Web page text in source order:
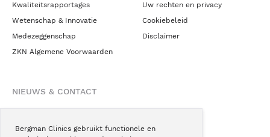
Bergman Clinics gebruikt functionele en
Kwaliteitsrapportages
Wetenschap & Innovatie
Medezeggenschap
ZKN Algemene Voorwaarden
Uw rechten en privacy
Cookiebeleid
Disclaimer
NIEUWS & CONTACT
Blogs